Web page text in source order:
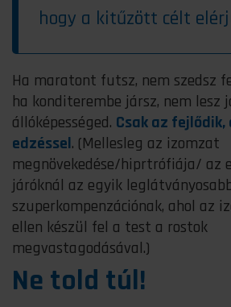
hogy a kitűzött célt
Ha maratont futsz, nem szedsz
ha konditerembe jársz, nem lesz
állóképességed. Csak az
edzéssel. (Mellesleg az izomzat
megnövekedése/hiprtrófiája/ az
járóknál az egyik
szuperkompenzációnak, ahol az
ellen készül fel a test a rostok
megvastagodásával.)
Ne told túl!